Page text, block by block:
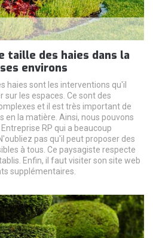
taille des haies dans la
environs
haies sont les interventions qu'il
les espaces. Ce sont des
et il est très important de
en la matière. Ainsi, nous pouvons
RP qui a beaucoup
pas qu'il peut proposer des
à tous. Ce paysagiste respecte
Enfin, il faut visiter son site web
supplémentaires.